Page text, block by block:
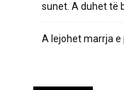
sunet. A duhet të
A lejohet marrja e